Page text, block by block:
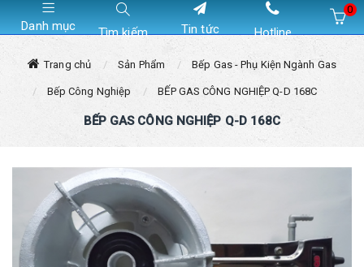
Danh mục Tìm kiếm Tin tức Hotline
0
Trang chủ Sản Phẩm Bếp Gas - Phụ Kiện Ngành Gas
Bếp Công Nghiệp BẾP GAS CÔNG NGHIỆP Q-D 168C
BẾP GAS CÔNG NGHIỆP Q-D 168C